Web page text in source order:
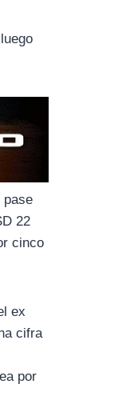
pase
22
cinco
ex
cifra
por